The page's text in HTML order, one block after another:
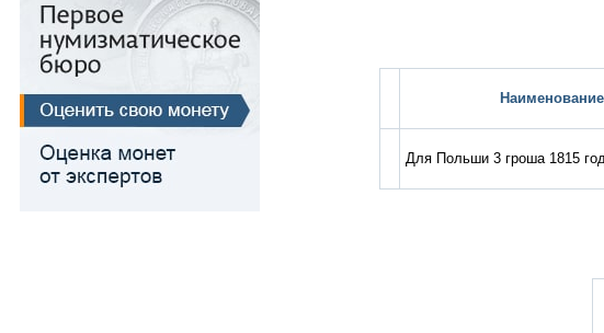
Наименование
Для Польши 3 гроша 1815